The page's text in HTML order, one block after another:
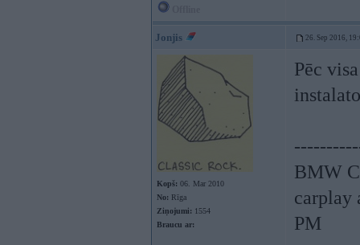
Jonjis 26. Sep 2016,
Kopš: 06. Mar 2010
No: Rīga
Ziņojumi: 1554
Braucu ar:
Pēc
BMW
carplay
PM